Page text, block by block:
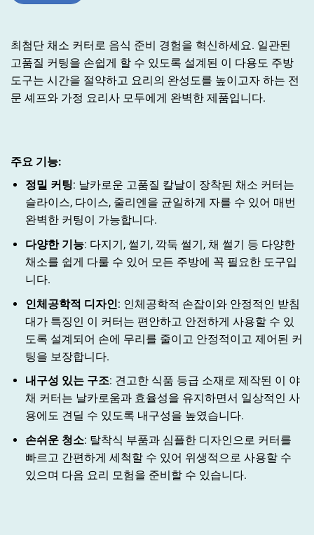
최첨단 채소 커터로 음식 준비 경험을 혁신하세요. 일관된
고품질 커팅을 손쉽게 할 수 있도록 설계된 이 다용도 주방
도구는 시간을 절약하고 요리의 완성도를 높이고자 하는 전
문 셰프와 가정 요리사 모두에게 완벽한 제품입니다.
주요 기능:
정밀 커팅: 날카로운 고품질 칼날이 장착된 채소 커터는
슬라이스, 다이스, 줄리엔을 균일하게 자를 수 있어 매번
완벽한 커팅이 가능합니다.
다양한 기능: 다지기, 썰기, 깍둑 썰기, 채 썰기 등 다양한
채소를 쉽게 다룰 수 있어 모든 주방에 꼭 필요한 도구입
니다.
인체공학적 디자인: 인체공학적 손잡이와 안정적인 받침
대가 특징인 이 커터는 편안하고 안전하게 사용할 수 있
도록 설계되어 손에 무리를 줄이고 안정적이고 제어된 커
팅을 보장합니다.
내구성 있는 구조: 견고한 식품 등급 소재로 제작된 이 야
채 커터는 날카로움과 효율성을 유지하면서 일상적인 사
용에도 견딜 수 있도록 내구성을 높였습니다.
손쉬운 청소: 탈착식 부품과 심플한 디자인으로 커터를
빠르고 간편하게 세척할 수 있어 위생적으로 사용할 수
있으며 다음 요리 모험을 준비할 수 있습니다.